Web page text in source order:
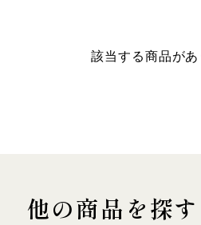
該当する商品があ
他の商品を探す